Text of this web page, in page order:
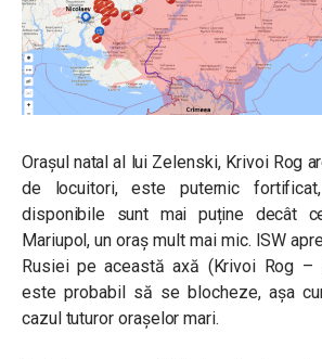
Orașul natal al lui Zelenski, Krivoi Rog
de locuitori, este puternic
disponibile sunt mai puține decât
Mariupol, un oraș mult mai mic. ISW
Rusiei pe această axă (Krivoi Rog –
este probabil să se blocheze, așa
cazul tuturor orașelor mari.